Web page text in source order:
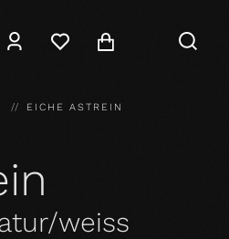
EICHE ASTREIN
weiss